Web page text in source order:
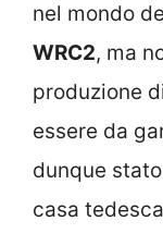
nel mondo
WRC2, ma
produzione
essere da
dunque
casa